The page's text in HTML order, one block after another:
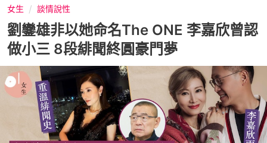
女生 談情說性
劉鑾雄非以她命名The ONE 李嘉欣曾認
做小三 8段緋聞終圓豪門夢